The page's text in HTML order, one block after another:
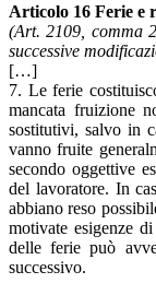
Articolo 16 Ferie e
(Art. 2109, comma
successive
[…]
7. Le ferie
mancata fruizione
sostitutivi, salvo in
vanno fruite
secondo oggettive
del lavoratore. In
abbiano reso
motivate esigenze
delle ferie può
successivo.